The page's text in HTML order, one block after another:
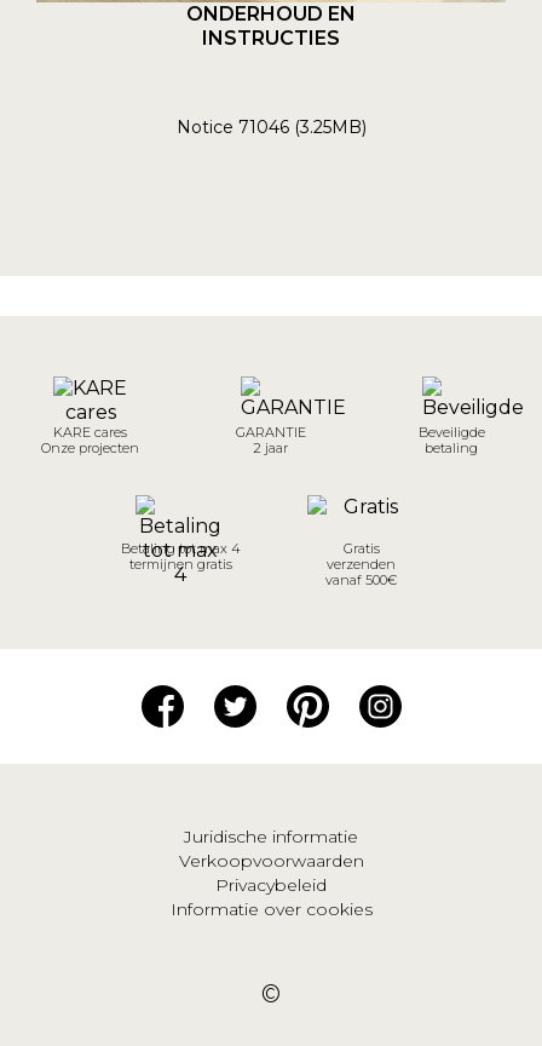
ONDERHOUD EN
INSTRUCTIES
Notice 71046 (3.25MB)
KARE cares
Onze projecten
GARANTIE
2 jaar
Beveiligde
betaling
Betaling tot max 4
termijnen gratis
Gratis
verzenden
vanaf 500€
Juridische informatie
Verkoopvoorwaarden
Privacybeleid
Informatie over cookies
©